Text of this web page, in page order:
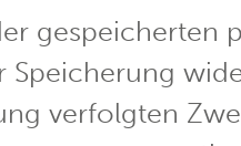
gespeicherten
Speicherung
verfolgten